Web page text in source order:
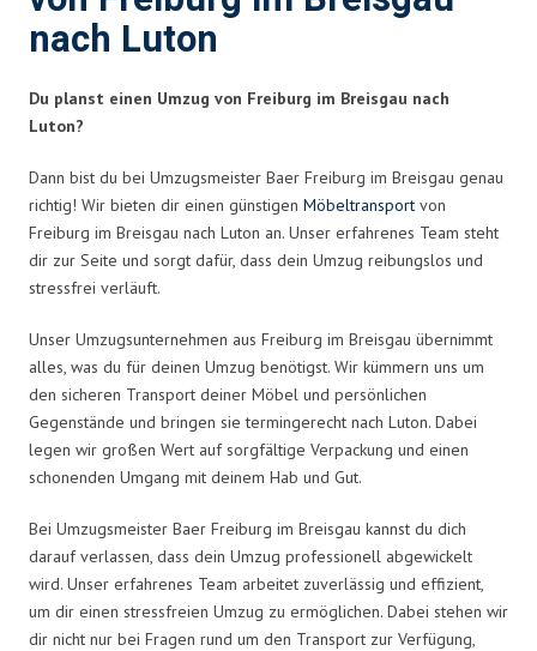
nach Luton
Du planst einen Umzug von Freiburg im Breisgau nach
Luton?
Dann bist du bei Umzugsmeister Baer Freiburg im Breisgau genau
richtig! Wir bieten dir einen günstigen Möbeltransport von
Freiburg im Breisgau nach Luton an. Unser erfahrenes Team steht
dir zur Seite und sorgt dafür, dass dein Umzug reibungslos und
stressfrei verläuft.
Unser Umzugsunternehmen aus Freiburg im Breisgau übernimmt
alles, was du für deinen Umzug benötigst. Wir kümmern uns um
den sicheren Transport deiner Möbel und persönlichen
Gegenstände und bringen sie termingerecht nach Luton. Dabei
legen wir großen Wert auf sorgfältige Verpackung und einen
schonenden Umgang mit deinem Hab und Gut.
Bei Umzugsmeister Baer Freiburg im Breisgau kannst du dich
darauf verlassen, dass dein Umzug professionell abgewickelt
wird. Unser erfahrenes Team arbeitet zuverlässig und effizient,
um dir einen stressfreien Umzug zu ermöglichen. Dabei stehen wir
dir nicht nur bei Fragen rund um den Transport zur Verfügung,